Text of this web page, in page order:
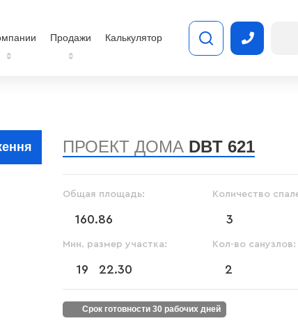
Продажи Калькулятор
ПРОЕКТ ДОМА DBT 621
Общая площадь:
160.86
Количество
3
Мин. размер участка:
19 22.30
Кол-во санузлов:
2
срок готовности 30 рабочих дней